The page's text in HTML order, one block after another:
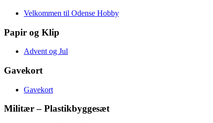
Velkommen til Odense Hobby
Papir og Klip
Advent og Jul
Gavekort
Gavekort
Militær – Plastikbyggesæt